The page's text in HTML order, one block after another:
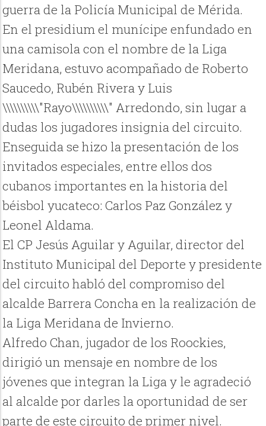
guerra de la Policía Municipal de Mérida.
En el presidium el munícipe enfundado en
una camisola con el nombre de la Liga
Meridana, estuvo acompañado de Roberto
Saucedo, Rubén Rivera y Luis
\\\\\\\\\\"Rayo\\\\\\\\\\" Arredondo, sin lugar a
dudas los jugadores insignia del circuito.
Enseguida se hizo la presentación de los
invitados especiales, entre ellos dos
cubanos importantes en la historia del
béisbol yucateco: Carlos Paz González y
Leonel Aldama.
El CP Jesús Aguilar y Aguilar, director del
Instituto Municipal del Deporte y presidente
del circuito habló del compromiso del
alcalde Barrera Concha en la realización de
la Liga Meridana de Invierno.
Alfredo Chan, jugador de los Roockies,
dirigió un mensaje en nombre de los
jóvenes que integran la Liga y le agradeció
al alcalde por darles la oportunidad de ser
parte de este circuito de primer nivel.